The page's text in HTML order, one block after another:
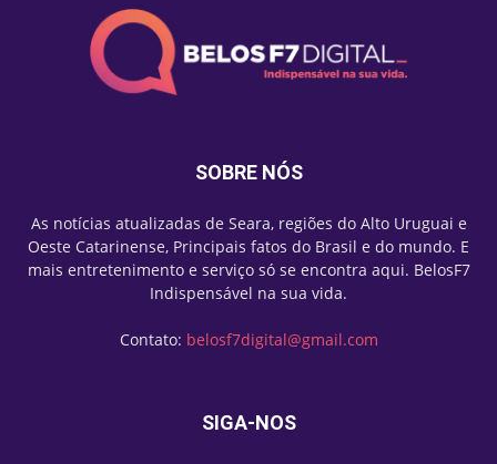
SOBRE NÓS
As notícias atualizadas de Seara, regiões do Alto Uruguai e
Oeste Catarinense, Principais fatos do Brasil e do mundo. E
mais entretenimento e serviço só se encontra aqui. BelosF7
Indispensável na sua vida.
Contato: belosf7digital@gmail.com
SIGA-NOS